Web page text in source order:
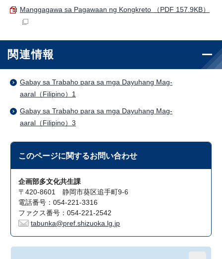
Manggagawa sa Pagawaan ng Kongkreto （PDF 157.9KB）
関連情報
Gabay sa Trabaho para sa mga Dayuhang Mag-
aaral（Filipino）1
Gabay sa Trabaho para sa mga Dayuhang Mag-
aaral（Filipino）3
このページに関するお問い合わせ
企画部多文化共生課
〒420-8601 静岡市葵区追手町9-6
電話番号：054-221-3316
ファクス番号：054-221-2542
tabunka@pref.shizuoka.lg.jp